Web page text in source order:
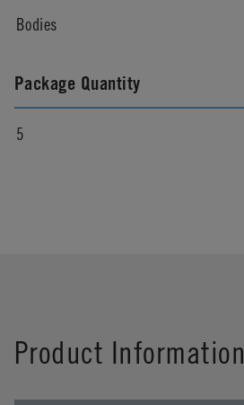
Bodies
Package Quantity
5
Product Information